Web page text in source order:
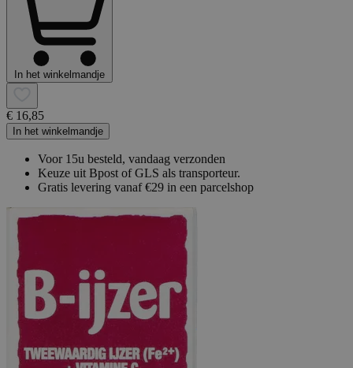
In het winkelmandje
€ 16,85
In het winkelmandje
Voor 15u besteld, vandaag verzonden
Keuze uit Bpost of GLS als transporteur.
Gratis levering vanaf €29 in een parcelshop